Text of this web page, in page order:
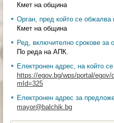
Кмет на община
Орган, пред който се обжалва
Кмет на община
Ред, включително срокове за
По реда на АПК.
Електронен адрес, на който
https://egov.bg/wps/portal/
mId=325
Електронен адрес за
mayor@balchik.bg